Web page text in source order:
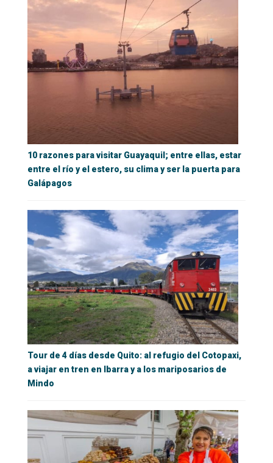
10 razones para visitar Guayaquil; entre ellas, estar
entre el río y el estero, su clima y ser la puerta para
Galápagos
Tour de 4 días desde Quito: al refugio del Cotopaxi,
a viajar en tren en Ibarra y a los mariposarios de
Mindo